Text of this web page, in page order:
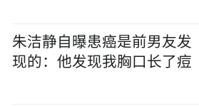
朱洁静自曝患癌是前男友发
现的：他发现我胸口长了痘